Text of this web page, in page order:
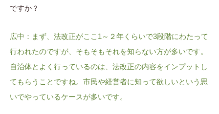
ですか？
広中：まず、法改正がここ1～２年くらいで3段階にわたって
行われたのですが、そもそもそれを知らない方が多いです。
自治体とよく行っているのは、法改正の内容をインプットし
てもらうことですね。市民や経営者に知って欲しいという思
いでやっているケースが多いです。